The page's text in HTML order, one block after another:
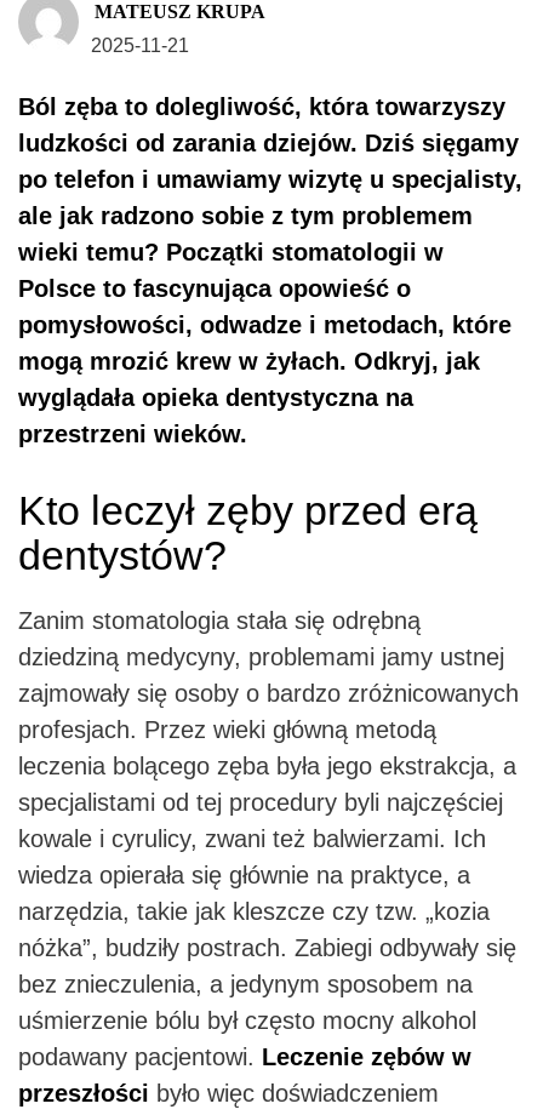
MATEUSZ KRUPA
2025-11-21
Ból zęba to dolegliwość, która towarzyszy
ludzkości od zarania dziejów. Dziś sięgamy
po telefon i umawiamy wizytę u specjalisty,
ale jak radzono sobie z tym problemem
wieki temu? Początki stomatologii w
Polsce to fascynująca opowieść o
pomysłowości, odwadze i metodach, które
mogą mrozić krew w żyłach. Odkryj, jak
wyglądała opieka dentystyczna na
przestrzeni wieków.
Kto leczył zęby przed erą
dentystów?
Zanim stomatologia stała się odrębną
dziedziną medycyny, problemami jamy ustnej
zajmowały się osoby o bardzo zróżnicowanych
profesjach. Przez wieki główną metodą
leczenia bolącego zęba była jego ekstrakcja, a
specjalistami od tej procedury byli najczęściej
kowale i cyrulicy, zwani też balwierzami. Ich
wiedza opierała się głównie na praktyce, a
narzędzia, takie jak kleszcze czy tzw. „kozia
nóżka”, budziły postrach. Zabiegi odbywały się
bez znieczulenia, a jedynym sposobem na
uśmierzenie bólu był często mocny alkohol
podawany pacjentowi. Leczenie zębów w
przeszłości było więc doświadczeniem